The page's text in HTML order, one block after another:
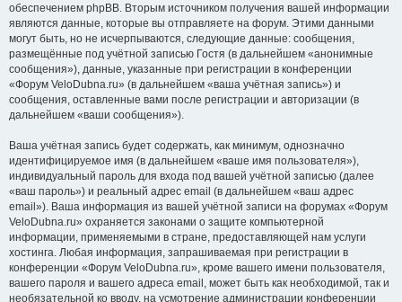
обеспечением phpBB. Вторым источником получения вашей информации
являются данные, которые вы отправляете на форум. Этими данными
могут быть, но не исчерпываются, следующие данные: сообщения,
размещённые под учётной записью Гостя (в дальнейшем «анонимные
сообщения»), данные, указанные при регистрации в конференции
«Форум VeloDubna.ru» (в дальнейшем «ваша учётная запись») и
сообщения, оставленные вами после регистрации и авторизации (в
дальнейшем «ваши сообщения»).
Ваша учётная запись будет содержать, как минимум, однозначно
идентифицируемое имя (в дальнейшем «ваше имя пользователя»),
индивидуальный пароль для входа под вашей учётной записью (далее
«ваш пароль») и реальный адрес email (в дальнейшем «ваш адрес
email»). Ваша информация из вашей учётной записи на форумах «Форум
VeloDubna.ru» охраняется законами о защите компьютерной
информации, применяемыми в стране, предоставляющей нам услуги
хостинга. Любая информация, запрашиваемая при регистрации в
конференции «Форум VeloDubna.ru», кроме вашего имени пользователя,
вашего пароля и вашего адреса email, может быть как необходимой, так и
необязательной ко вводу, на усмотрение администрации конференции